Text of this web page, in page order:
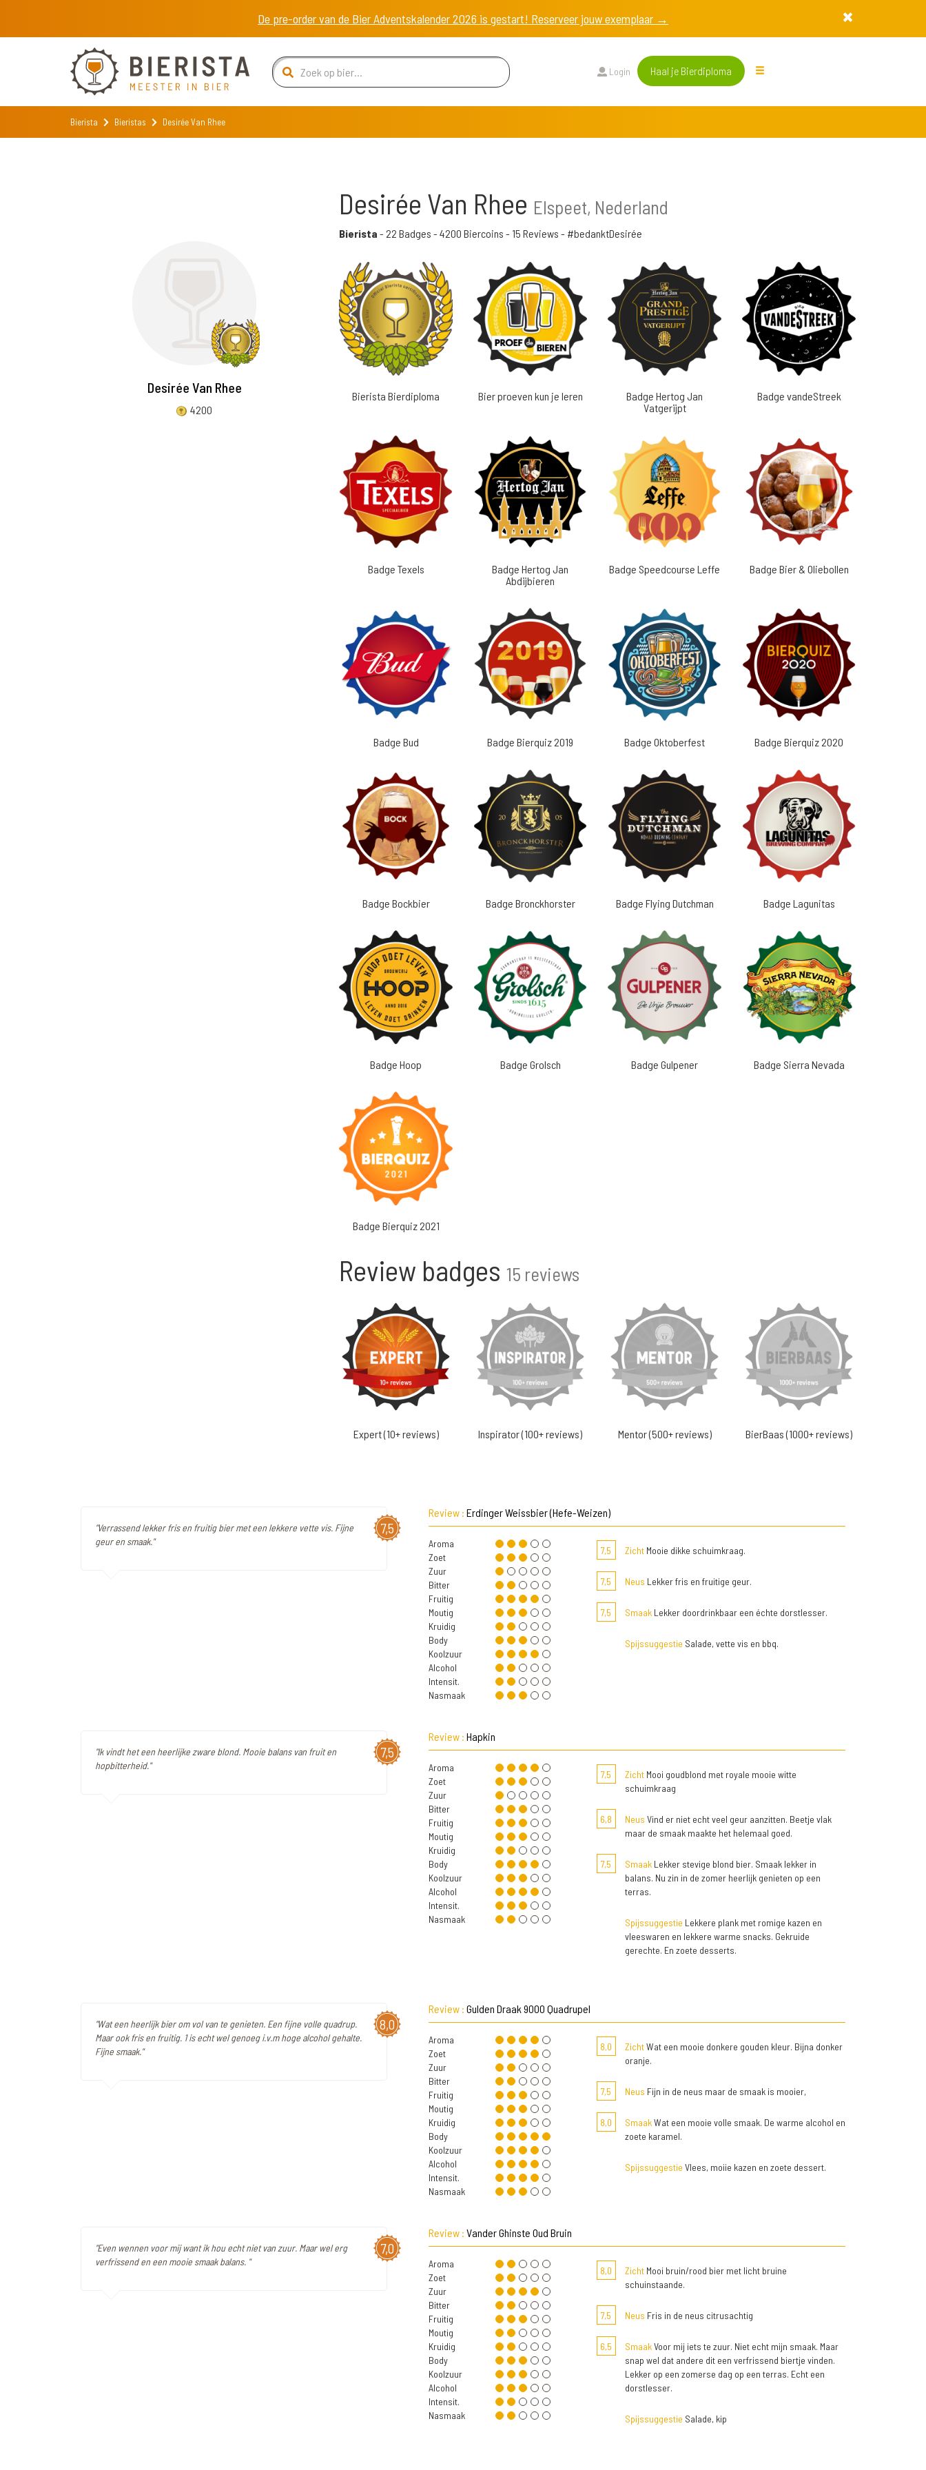
De pre-order van de Bier Adventskalender 2026 is gestart! Reserveer jouw exemplaar →
Login Haal je Bierdiploma
Bierista Bieristas Desirée Van Rhee
Desirée Van Rhee
4200
Desirée Van Rhee Elspeet, Nederland
Bierista - 22 Badges - 4200 Biercoins - 15 Reviews - #bedanktDesirée
Bierista Bierdiploma Bier proeven kun je leren
Badge Hertog Jan
Vatgerijpt
Badge vandeStreek
Badge Texels
Badge Hertog Jan
Abdijbieren
Badge Speedcourse Leffe Badge Bier & Oliebollen
Badge Bud Badge Bierquiz 2019 Badge Oktoberfest Badge Bierquiz 2020
Badge Bockbier Badge Bronckhorster Badge Flying Dutchman Badge Lagunitas
Badge Hoop Badge Grolsch Badge Gulpener Badge Sierra Nevada
Badge Bierquiz 2021
Review badges 15 reviews
Expert (10+ reviews) Inspirator (100+ reviews) Mentor (500+ reviews) BierBaas (1000+ reviews)
7,5
"Verrassend lekker fris en fruitig bier met een lekkere vette vis. Fijne
geur en smaak."
Review : Erdinger Weissbier (Hefe-Weizen)
Aroma
Zoet
Zuur
Bitter
Fruitig
Moutig
Kruidig
Body
Koolzuur
Alcohol
Intensit.
Nasmaak
7,5 ZichtMooie dikke schuimkraag.
7,5 Neus Lekker fris en fruitige geur.
7,5 SmaakLekker doordrinkbaar een échte dorstlesser.
Spijssuggestie Salade, vette vis en bbq.
7,5
"Ik vindt het een heerlijke zware blond. Mooie balans van fruit en
hopbitterheid."
Review : Hapkin
Aroma
Zoet
Zuur
Bitter
Fruitig
Moutig
Kruidig
Body
Koolzuur
Alcohol
Intensit.
Nasmaak
7,5 ZichtMooi goudblond met royale mooie witte
schuimkraag
6,8 Neus Vind er niet echt veel geur aanzitten. Beetje vlak
maar de smaak maakte het helemaal goed.
7,5 SmaakLekker stevige blond bier. Smaak lekker in
balans. Nu zin in de zomer heerlijk genieten op een
terras.
Spijssuggestie Lekkere plank met romige kazen en
vleeswaren en lekkere warme snacks. Gekruide
gerechte. En zoete desserts.
8,0
"Wat een heerlijk bier om vol van te genieten. Een fijne volle quadrup.
Maar ook fris en fruitig. 1 is echt wel genoeg i.v.m hoge alcohol gehalte.
Fijne smaak."
Review : Gulden Draak 9000 Quadrupel
Aroma
Zoet
Zuur
Bitter
Fruitig
Moutig
Kruidig
Body
Koolzuur
Alcohol
Intensit.
Nasmaak
8,0 ZichtWat een mooie donkere gouden kleur. Bijna donker
oranje.
7,5 Neus Fijn in de neus maar de smaak is mooier,
8,0 SmaakWat een mooie volle smaak. De warme alcohol en
zoete karamel.
Spijssuggestie Vlees, moiie kazen en zoete dessert.
7,0
"Even wennen voor mij want ik hou echt niet van zuur. Maar wel erg
verfrissend en een mooie smaak balans. "
Review : Vander Ghinste Oud Bruin
Aroma
Zoet
Zuur
Bitter
Fruitig
Moutig
Kruidig
Body
Koolzuur
Alcohol
Intensit.
Nasmaak
8,0 ZichtMooi bruin/rood bier met licht bruine
schuinstaande.
7,5 Neus Fris in de neus citrusachtig
6,5 SmaakVoor mij iets te zuur. Niet echt mijn smaak. Maar
snap wel dat andere dit een verfrissend biertje vinden.
Lekker op een zomerse dag op een terras. Echt een
dorstlesser.
Spijssuggestie Salade, kip